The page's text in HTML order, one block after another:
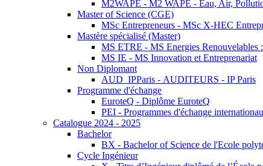
M2WAPE - M2 WAPE - Eau, Air,
Master of Science (CGE)
MSc Entrepreneurs - MSc X-HEC
Mastère spécialisé (Master)
MS ETRE - MS Energies Renouvelables
MS IE - MS Innovation et Entreprenariat
Non Diplomant
AUD_IPParis - AUDITEURS - IP Paris
Programme d'échange
EuroteQ - Diplôme EuroteQ
PEI - Programmes d'échange
Catalogue 2024 - 2025
Bachelor
BX - Bachelor of Science de l'Ecole
Cycle Ingénieur